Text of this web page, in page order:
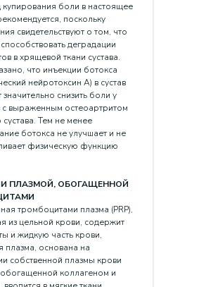
купирования боли в настоящее
поскольку
свидетельствуют о том, что
деградации
в хрящевой ткани сустава.
что инъекции ботокса
нейротоксин А) в сустав
снизить боли у
с выраженным остеоартритом
Тем не менее
ботокса не улучшает и не
физическую функцию
ПЛАЗМОЙ, ОБОГАЩЕННОЙ
тромбоцитами плазма (PRP),
из цельной крови, содержит
и жидкую часть крови,
плазма, основана на
собственной плазмы крови
коллагеном и